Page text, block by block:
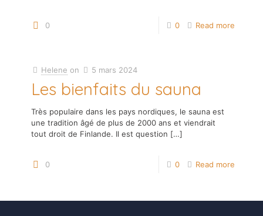
0 0 Read more
Helene on 5 mars 2024
Les bienfaits du sauna
Très populaire dans les pays nordiques, le sauna est
une tradition âgé de plus de 2000 ans et viendrait
tout droit de Finlande. Il est question […]
0 0 Read more